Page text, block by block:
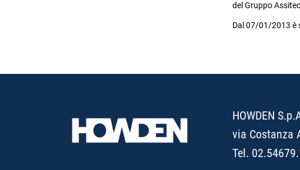
del Gruppo
Dal 07/01/2013 è
HOWDEN
via Costanza
Tel.